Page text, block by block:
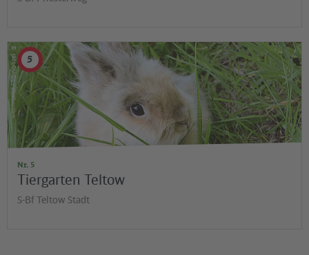
©
JACLOU-DL / pixabay.com
Nr. 5
Tiergarten Teltow
S-Bf Teltow Stadt
5